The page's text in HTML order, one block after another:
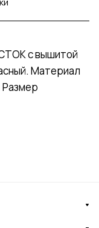
с вышитой
Материал
Размер